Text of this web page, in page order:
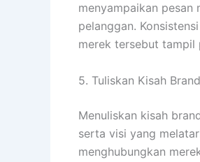
menyampaikan
pelanggan.
merek tersebut tampil
5. Tuliskan Kisah
Menuliskan kisah
serta visi yang
menghubungkan